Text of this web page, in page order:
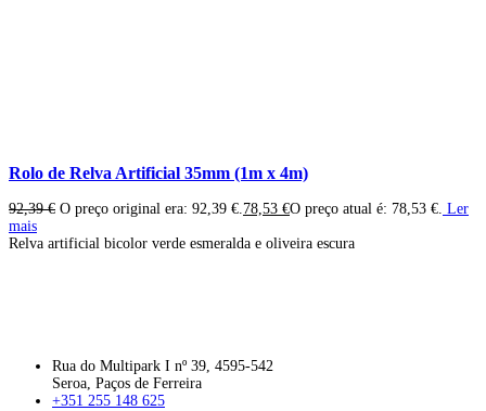
Rolo de Relva Artificial 35mm (1m x 4m)
92,39€ O preço original era: 92,39 €.78,53 €O preço atual é: 78,53 €. Ler
mais
Relva artificial bicolor verde esmeralda e oliveira escura
Rua do Multipark I nº 39, 4595-542
Seroa, Paços de Ferreira
+351 255 148 625